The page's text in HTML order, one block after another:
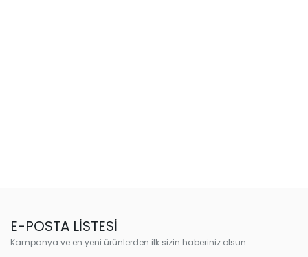
E-POSTA LİSTESİ
Kampanya ve en yeni ürünlerden ilk sizin haberiniz olsun